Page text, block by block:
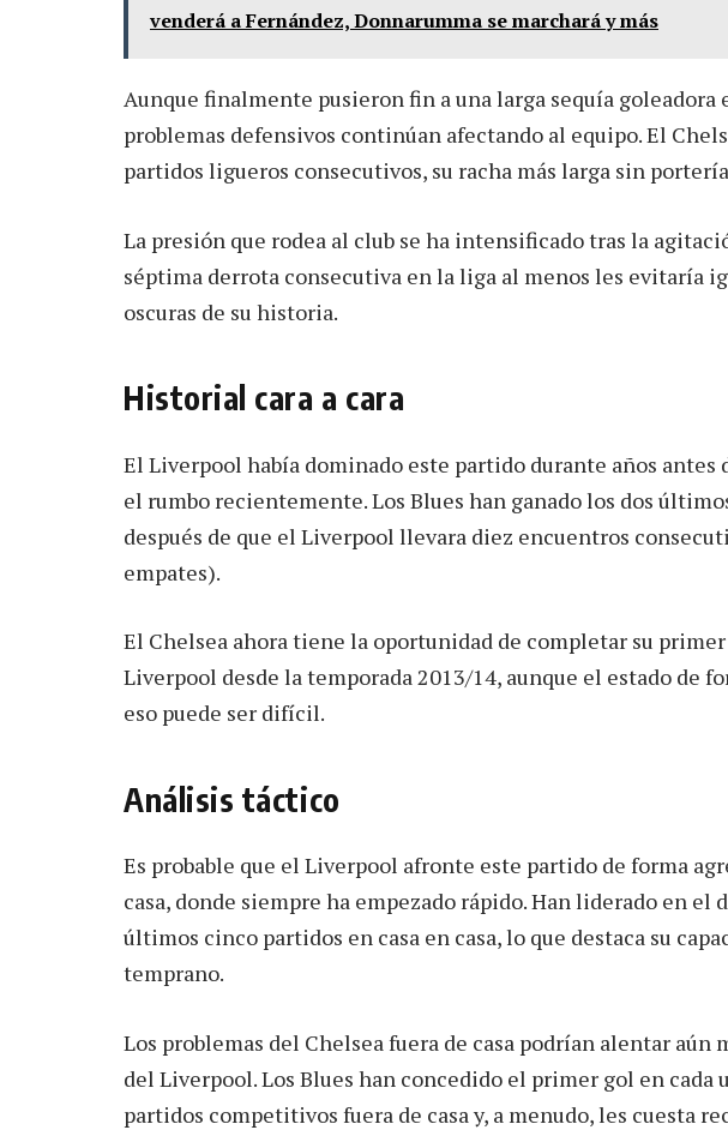
venderá a Fernández, Donnarumma se marchará y más
Aunque finalmente pusieron fin a una larga sequía goleadora
problemas defensivos continúan afectando al equipo. El
partidos ligueros consecutivos, su racha más larga sin
La presión que rodea al club se ha intensificado tras la
séptima derrota consecutiva en la liga al menos les evitaría
oscuras de su historia.
Historial cara a cara
El Liverpool había dominado este partido durante años antes
el rumbo recientemente. Los Blues han ganado los dos
después de que el Liverpool llevara diez encuentros
empates).
El Chelsea ahora tiene la oportunidad de completar su
Liverpool desde la temporada 2013/14, aunque el estado de
eso puede ser difícil.
Análisis táctico
Es probable que el Liverpool afronte este partido de forma
casa, donde siempre ha empezado rápido. Han liderado en el
últimos cinco partidos en casa en casa, lo que destaca su
temprano.
Los problemas del Chelsea fuera de casa podrían alentar aún
del Liverpool. Los Blues han concedido el primer gol en cada
partidos competitivos fuera de casa y, a menudo, les cuesta